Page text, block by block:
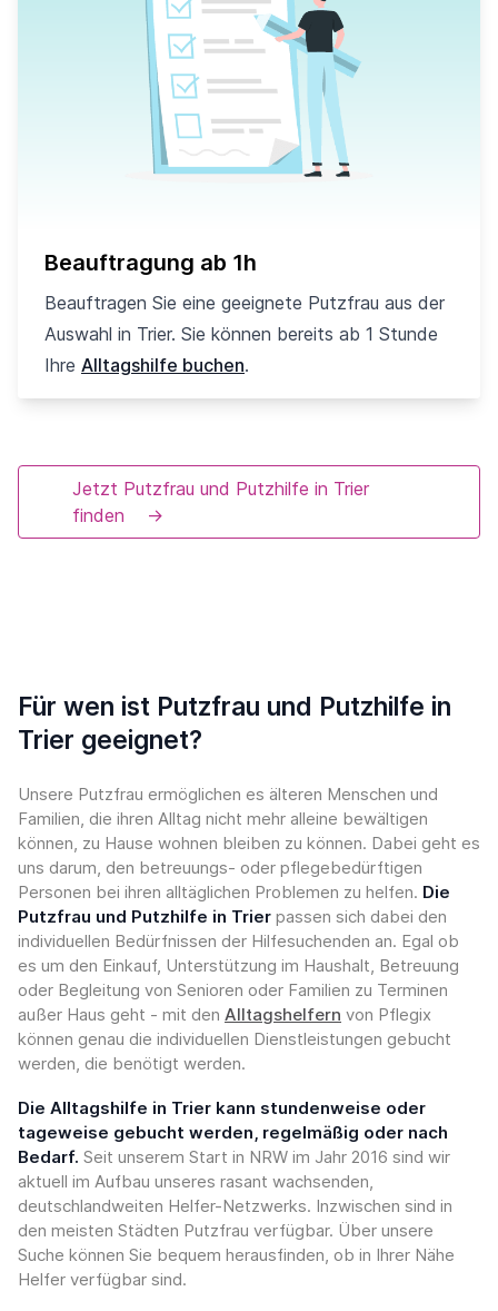
Beauftragung ab 1h
Beauftragen Sie eine geeignete Putzfrau aus der
Auswahl in Trier. Sie können bereits ab 1 Stunde
Ihre Alltagshilfe buchen.
Jetzt Putzfrau und Putzhilfe in Trier
finden
→
Für wen ist Putzfrau und Putzhilfe in
Trier geeignet?
Unsere Putzfrau ermöglichen es älteren Menschen und
Familien, die ihren Alltag nicht mehr alleine bewältigen
können, zu Hause wohnen bleiben zu können. Dabei geht es
uns darum, den betreuungs- oder pflegebedürftigen
Personen bei ihren alltäglichen Problemen zu helfen. Die
Putzfrau und Putzhilfe in Trier passen sich dabei den
individuellen Bedürfnissen der Hilfesuchenden an. Egal ob
es um den Einkauf, Unterstützung im Haushalt, Betreuung
oder Begleitung von Senioren oder Familien zu Terminen
außer Haus geht - mit den Alltagshelfern von Pflegix
können genau die individuellen Dienstleistungen gebucht
werden, die benötigt werden.
Die Alltagshilfe in Trier kann stundenweise oder
tageweise gebucht werden, regelmäßig oder nach
Bedarf. Seit unserem Start in NRW im Jahr 2016 sind wir
aktuell im Aufbau unseres rasant wachsenden,
deutschlandweiten Helfer-Netzwerks. Inzwischen sind in
den meisten Städten Putzfrau verfügbar. Über unsere
Suche können Sie bequem herausfinden, ob in Ihrer Nähe
Helfer verfügbar sind.